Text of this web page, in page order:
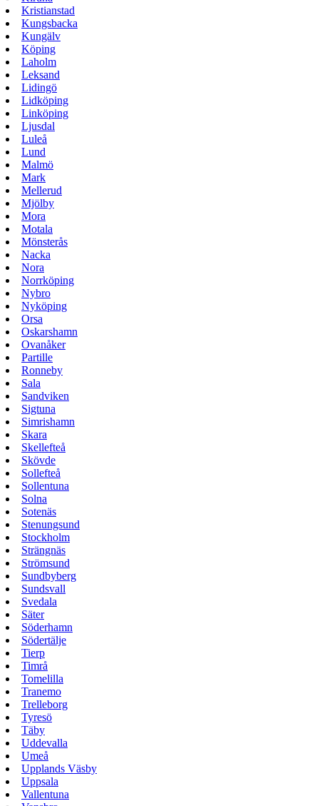
Kristianstad
Kungsbacka
Kungälv
Köping
Laholm
Leksand
Lidingö
Lidköping
Linköping
Ljusdal
Luleå
Lund
Malmö
Mark
Mellerud
Mjölby
Mora
Motala
Mönsterås
Nacka
Nora
Norrköping
Nybro
Nyköping
Orsa
Oskarshamn
Ovanåker
Partille
Ronneby
Sala
Sandviken
Sigtuna
Simrishamn
Skara
Skellefteå
Skövde
Sollefteå
Sollentuna
Solna
Sotenäs
Stenungsund
Stockholm
Strängnäs
Strömsund
Sundbyberg
Sundsvall
Svedala
Säter
Söderhamn
Södertälje
Tierp
Timrå
Tomelilla
Tranemo
Trelleborg
Tyresö
Täby
Uddevalla
Umeå
Upplands Väsby
Uppsala
Vallentuna